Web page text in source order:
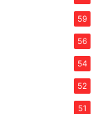
59
56
54
52
51